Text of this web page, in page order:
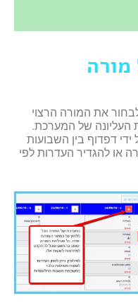
את המורה הרצוי
העליונה של המערכת.
דפדוף בין השבועות
או להגדיר העדרות לפי